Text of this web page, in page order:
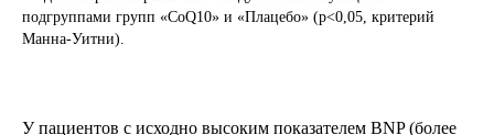
подгруппами групп «CoQ10» и «Плацебо» (p<0,05, критерий
Манна-Уитни).
У пациентов с исходно высоким показателем BNP (более